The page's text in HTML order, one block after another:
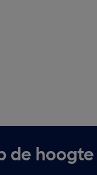
de hoogte